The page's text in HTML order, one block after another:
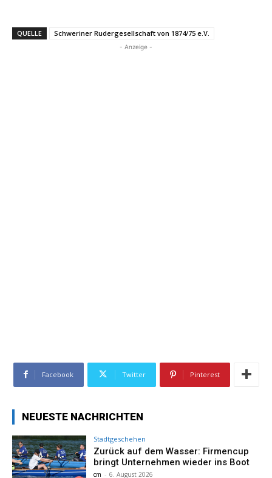
QUELLE Schweriner Rudergesellschaft von 1874/75 e.V.
- Anzeige -
Facebook Twitter Pinterest
NEUESTE NACHRICHTEN
Stadtgeschehen
Zurück auf dem Wasser: Firmencup
bringt Unternehmen wieder ins Boot
cm - 6. August 2026